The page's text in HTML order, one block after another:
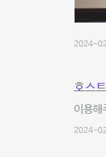
2024-
호스
이용
2024-